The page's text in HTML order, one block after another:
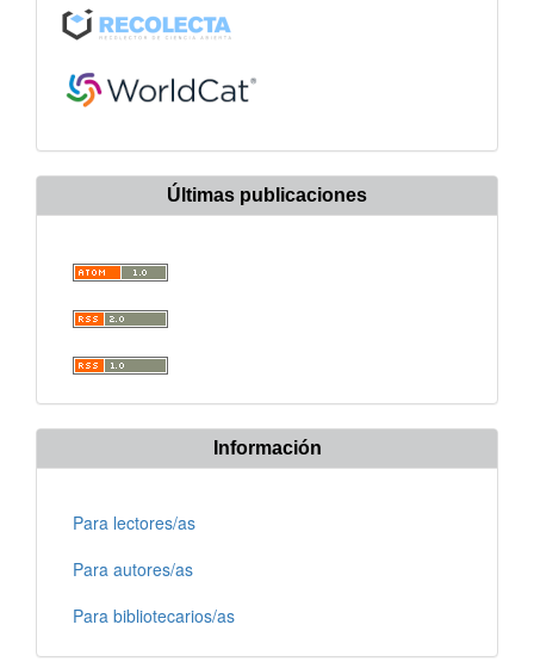
Últimas publicaciones
Información
Para lectores/as
Para autores/as
Para bibliotecarios/as